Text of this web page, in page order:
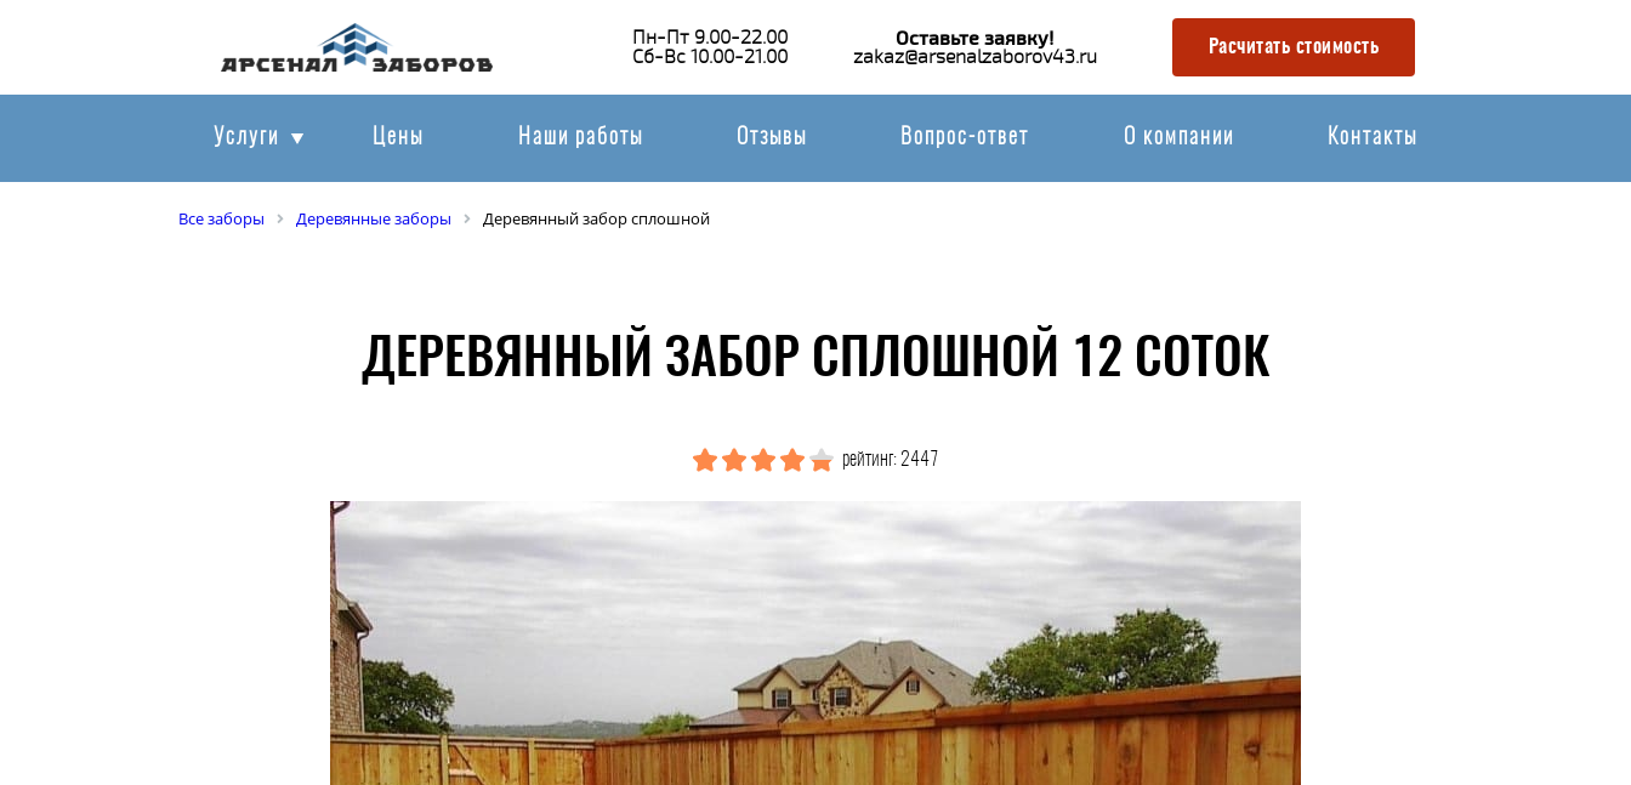
Пн-Пт 9.00-22.00
Сб-Вс 10.00-21.00
Оставьте заявку!
zakaz@arsenalzaborov43.ru Расчитать стоимость
Услуги Цены Наши работы Отзывы Вопрос-ответ О компании Контакты
Все заборы Деревянные заборы Деревянный забор сплошной
ДЕРЕВЯННЫЙ ЗАБОР СПЛОШНОЙ 12 СОТОК
рейтинг: 2447